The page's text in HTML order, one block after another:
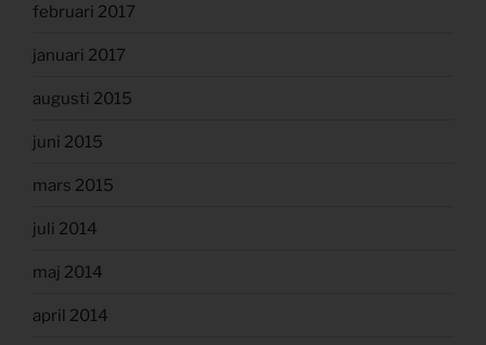
februari 2017
januari 2017
augusti 2015
juni 2015
mars 2015
juli 2014
maj 2014
april 2014